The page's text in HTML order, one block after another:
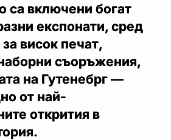
са включени богат
експонати, сред
висок печат,
съоръжения,
на Гутенебрг —
от най-
открития в